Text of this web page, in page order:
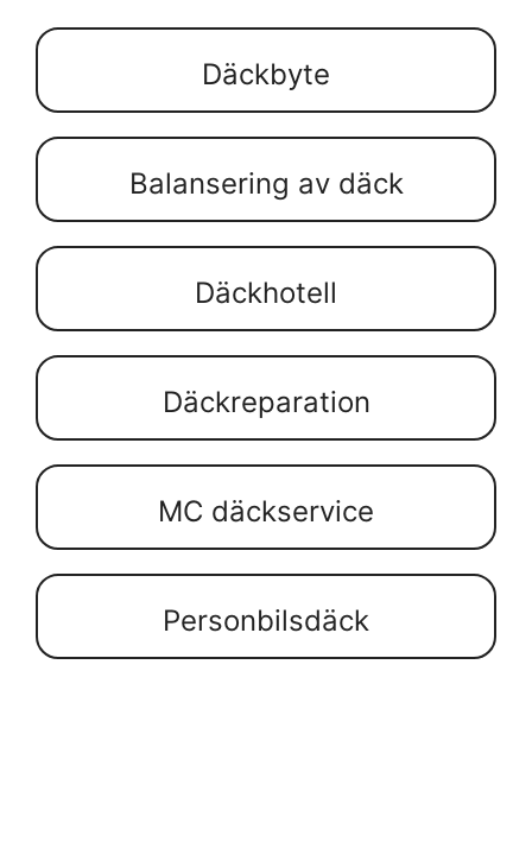
Däckbyte
Balansering av däck
Däckhotell
Däckreparation
MC däckservice
Personbilsdäck